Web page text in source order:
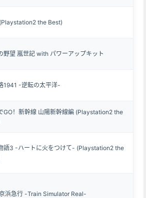
the Best)
野望 嵐世記 with パワーアップキット
1941 -逆転の太平洋-
GO！新幹線 山陽新幹線編 (Playstation2 the
語3 -ハートに火をつけて- (Playstation2 the
浜急行 -Train Simulator Real-